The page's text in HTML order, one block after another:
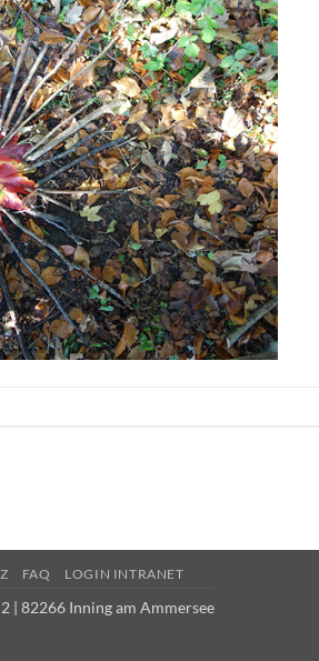
FAQ LOGIN INTRANET
| 82266 Inning am Ammersee